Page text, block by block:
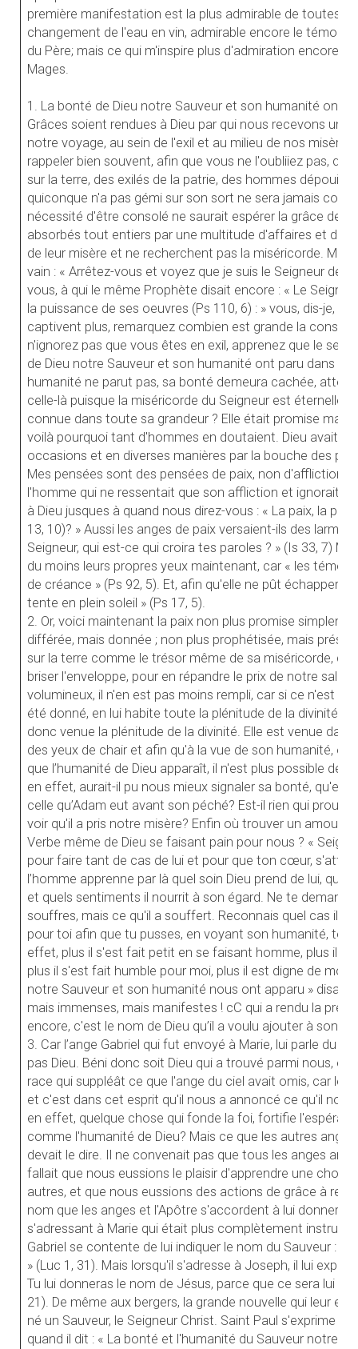
première manifestation est la plus admirable de toutes.
changement de l'eau en vin, admirable encore le
du Père; mais ce qui m'inspire plus d'admiration encore,
Mages.
1. La bonté de Dieu notre Sauveur et son humanité ont
Grâces soient rendues à Dieu par qui nous recevons
notre voyage, au sein de l'exil et au milieu de nos
rappeler bien souvent, afin que vous ne l'oubliiez pas,
sur la terre, des exilés de la patrie, des hommes
quiconque n'a pas gémi sur son sort ne sera jamais
nécessité d'être consolé ne saurait espérer la grâce de
absorbés tout entiers par une multitude d'affaires et de
de leur misère et ne recherchent pas la miséricorde.
vain : « Arrêtez-vous et voyez que je suis le Seigneur de
vous, à qui le même Prophète disait encore : « Le
la puissance de ses oeuvres (Ps 110, 6) : » vous, dis-je,
captivent plus, remarquez combien est grande la
n'ignorez pas que vous êtes en exil, apprenez que le
de Dieu notre Sauveur et son humanité ont paru dans ce
humanité ne parut pas, sa bonté demeura cachée,
celle-là puisque la miséricorde du Seigneur est éternelle.
connue dans toute sa grandeur ? Elle était promise mais
voilà pourquoi tant d'hommes en doutaient. Dieu avait
occasions et en diverses manières par la bouche des
Mes pensées sont des pensées de paix, non d'affliction
l'homme qui ne ressentait que son affliction et ignorait
à Dieu jusques à quand nous direz-vous : « La paix, la
13, 10)? » Aussi les anges de paix versaient-ils des
Seigneur, qui est-ce qui croira tes paroles ? » (Is 33, 7)
du moins leurs propres yeux maintenant, car « les
de créance » (Ps 92, 5). Et, afin qu'elle ne pût échapper à
tente en plein soleil » (Ps 17, 5).
2. Or, voici maintenant la paix non plus promise
différée, mais donnée ; non plus prophétisée, mais
sur la terre comme le trésor même de sa miséricorde,
briser l'enveloppe, pour en répandre le prix de notre salut
volumineux, il n'en est pas moins rempli, car si ce n'est
été donné, en lui habite toute la plénitude de la divinité.
donc venue la plénitude de la divinité. Elle est venue
des yeux de chair et afin qu'à la vue de son humanité,
que l’humanité de Dieu apparaît, il n'est plus possible de
en effet, aurait-il pu nous mieux signaler sa bonté, qu'en
celle qu’Adam eut avant son péché? Est-il rien qui
voir qu'il a pris notre misère? Enfin où trouver un amour
Verbe même de Dieu se faisant pain pour nous ? «
pour faire tant de cas de lui et pour que ton cœur,
l’homme apprenne par là quel soin Dieu prend de lui, quel
et quels sentiments il nourrit à son égard. Ne te
souffres, mais ce qu'il a souffert. Reconnais quel cas il
pour toi afin que tu pusses, en voyant son humanité, te
effet, plus il s'est fait petit en se faisant homme, plus il
plus il s'est fait humble pour moi, plus il est digne de mon
notre Sauveur et son humanité nous ont apparu » disait
mais immenses, mais manifestes ! cC qui a rendu la
encore, c'est le nom de Dieu qu’il a voulu ajouter à son
3. Car l’ange Gabriel qui fut envoyé à Marie, lui parle du
pas Dieu. Béni donc soit Dieu qui a trouvé parmi nous, et
race qui suppléât ce que l'ange du ciel avait omis, car le
et c'est dans cet esprit qu'il nous a annoncé ce qu'il
en effet, quelque chose qui fonde la foi, fortifie
comme l'humanité de Dieu? Mais ce que les autres
devait le dire. Il ne convenait pas que tous les anges
fallait que nous eussions le plaisir d'apprendre une
autres, et que nous eussions des actions de grâce à
nom que les anges et l'Apôtre s'accordent à lui donner,
s'adressant à Marie qui était plus complètement instruite
Gabriel se contente de lui indiquer le nom du Sauveur : «
» (Luc 1, 31). Mais lorsqu'il s'adresse à Joseph, il lui
Tu lui donneras le nom de Jésus, parce que ce sera lui
21). De même aux bergers, la grande nouvelle qui leur
né un Sauveur, le Seigneur Christ. Saint Paul s'exprime à
quand il dit : « La bonté et l'humanité du Sauveur notre